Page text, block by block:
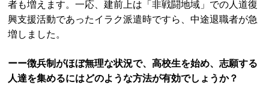
者も増えます。一応、建前上は「非戦闘地域」での人道復
興支援活動であったイラク派遣時ですら、中途退職者が急
増しました。
ーー徴兵制がほぼ無理な状況で、高校生を始め、志願する
人達を集めるにはどのような方法が有効でしょうか？